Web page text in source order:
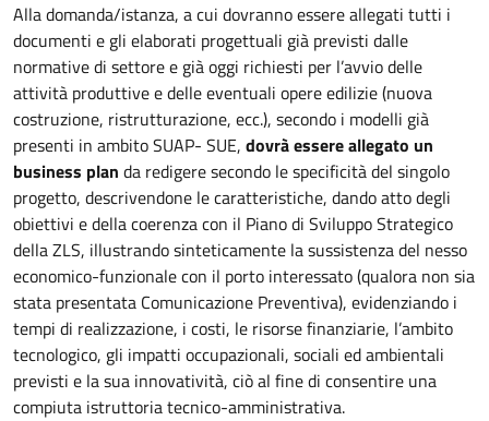
Alla domanda/istanza, a cui dovranno essere allegati tutti i
documenti e gli elaborati progettuali già previsti dalle
normative di settore e già oggi richiesti per l’avvio delle
attività produttive e delle eventuali opere edilizie (nuova
costruzione, ristrutturazione, ecc.), secondo i modelli già
presenti in ambito SUAP- SUE, dovrà essere allegato un
business plan da redigere secondo le specificità del singolo
progetto, descrivendone le caratteristiche, dando atto degli
obiettivi e della coerenza con il Piano di Sviluppo Strategico
della ZLS, illustrando sinteticamente la sussistenza del nesso
economico-funzionale con il porto interessato (qualora non sia
stata presentata Comunicazione Preventiva), evidenziando i
tempi di realizzazione, i costi, le risorse finanziarie, l’ambito
tecnologico, gli impatti occupazionali, sociali ed ambientali
previsti e la sua innovatività, ciò al fine di consentire una
compiuta istruttoria tecnico-amministrativa.